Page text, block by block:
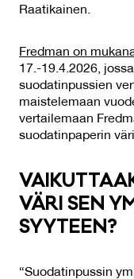
Raatikainen.
Fredman on
17.-19.4.2026,
suodatinpussien
maistelemaan
vertailemaan
suodatinpaperin
VÄ­RI SEN
SYY­TEEN?
“Suodatinpussin